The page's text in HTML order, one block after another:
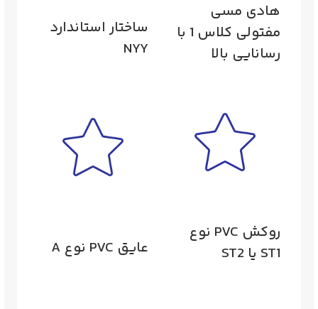
هادی مسی
مفتولی کلاس 1 با
رسانایی بالا
ساختار استاندارد
NYY
روکش PVC نوع
ST1 یا ST2
عایق PVC نوع A